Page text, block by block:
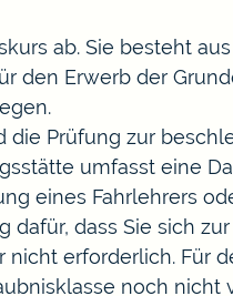
ab. Sie besteht
den Erwerb der
Prüfung zur
sstätte umfasst eine
eines Fahrlehrers
dafür, dass Sie sich
erforderlich. Für
noch nicht